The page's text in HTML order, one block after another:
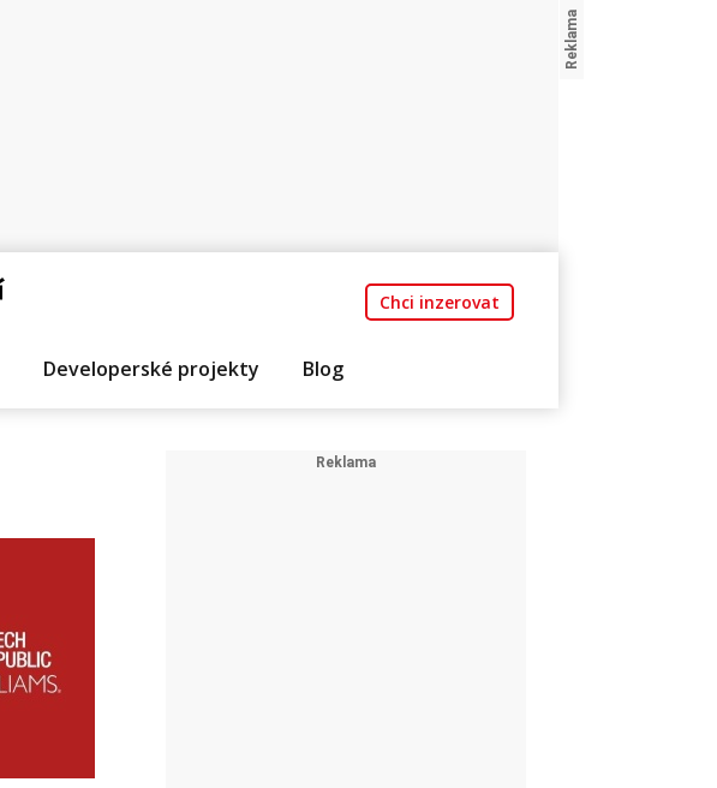
Chci inzerovat
Developerské projekty Blog